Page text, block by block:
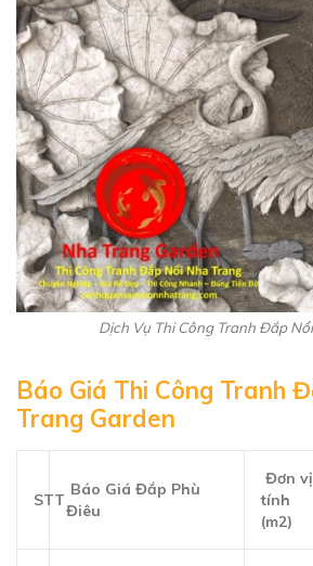
Dịch Vụ Thi Công Tranh Đắp
Báo Giá Thi Công Tranh
Trang Garden
STT
Báo Giá Đắp Phù
Điêu
Đơn vị
tính
(m2)